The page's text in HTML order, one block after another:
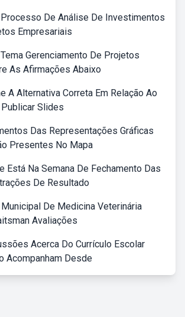
De Análise De Investimentos
Empresariais
Gerenciamento De Projetos
As Afirmações Abaixo
A Alternativa Correta Em Relação Ao
Slides
Das Representações Gráficas
Presentes No Mapa
Está Na Semana De Fechamento Das
De Resultado
De Medicina Veterinária
Avaliações
Acerca Do Currículo Escolar
Acompanham Desde